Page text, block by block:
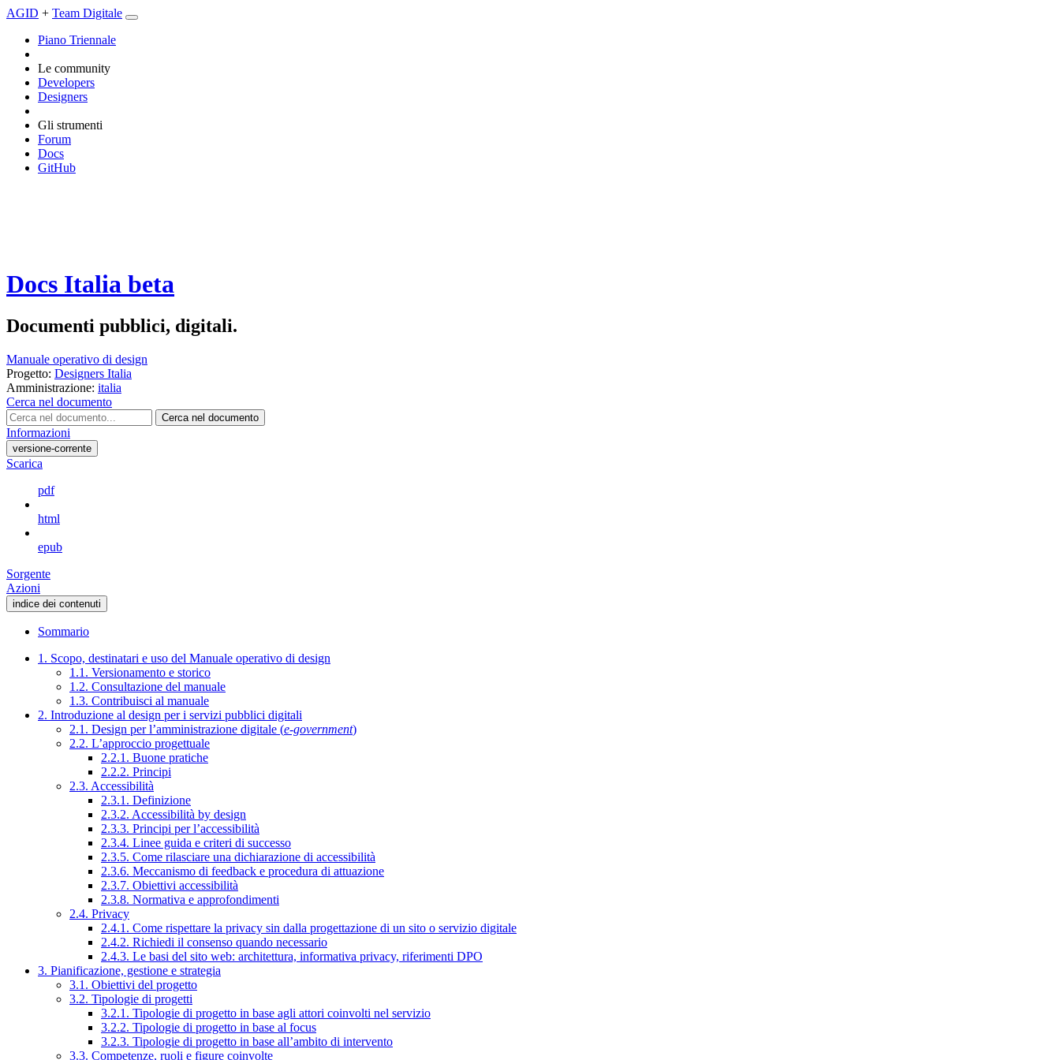
AGID + Team Digitale
Piano Triennale
Le community
Developers
Designers
Gli strumenti
Forum
Docs
GitHub
Docs Italia beta
Documenti pubblici, digitali.
Manuale operativo di design
Progetto: Designers Italia
Amministrazione: italia
Cerca nel documento
Cerca nel documento
Informazioni
versione-corrente
Scarica
pdf
html
epub
Sorgente
Azioni
indice dei contenuti
Sommario
1. Scopo, destinatari e uso del Manuale operativo di design
1.1. Versionamento e storico
1.2. Consultazione del manuale
1.3. Contribuisci al manuale
2. Introduzione al design per i servizi pubblici digitali
2.1. Design per l’amministrazione digitale (e-government)
2.2. L’approccio progettuale
2.2.1. Buone pratiche
2.2.2. Principi
2.3. Accessibilità
2.3.1. Definizione
2.3.2. Accessibilità by design
2.3.3. Principi per l’accessibilità
2.3.4. Linee guida e criteri di successo
2.3.5. Come rilasciare una dichiarazione di accessibilità
2.3.6. Meccanismo di feedback e procedura di attuazione
2.3.7. Obiettivi accessibilità
2.3.8. Normativa e approfondimenti
2.4. Privacy
2.4.1. Come rispettare la privacy sin dalla progettazione di un sito o servizio digitale
2.4.2. Richiedi il consenso quando necessario
2.4.3. Le basi del sito web: architettura, informativa privacy, riferimenti DPO
3. Pianificazione, gestione e strategia
3.1. Obiettivi del progetto
3.2. Tipologie di progetti
3.2.1. Tipologie di progetto in base agli attori coinvolti nel servizio
3.2.2. Tipologie di progetto in base al focus
3.2.3. Tipologie di progetto in base all’ambito di intervento
3.3. Competenze, ruoli e figure coinvolte